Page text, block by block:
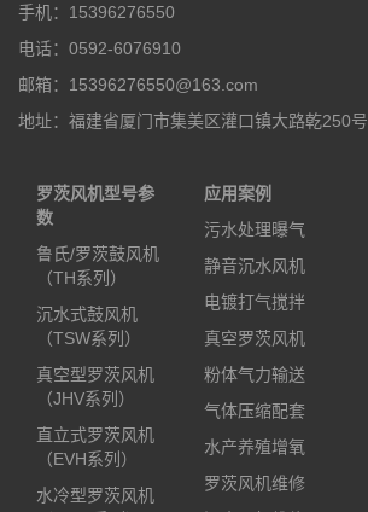
手机：15396276550
电话：0592-6076910
邮箱：15396276550@163.com
地址：福建省厦门市集美区灌口镇大路乾250号
罗茨风机型号参
数
鲁氏/罗茨鼓风机
（TH系列）
沉水式鼓风机
（TSW系列）
真空型罗茨风机
（JHV系列）
直立式罗茨风机
（EVH系列）
水冷型罗茨风机
应用案例
污水处理曝气
静音沉水风机
电镀打气搅拌
真空罗茨风机
粉体气力输送
气体压缩配套
水产养殖增氧
罗茨风机维修